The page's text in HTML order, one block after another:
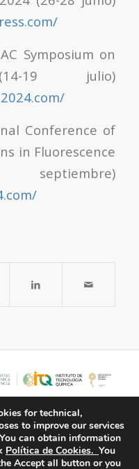
Symposium on
19 julio)
Conference of
in Fluorescence
for technical,
to improve our services
You can obtain information
Política de Cookies. You
Accept all button or you